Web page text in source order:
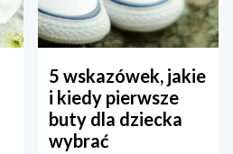
5 wskazówek, jakie
i kiedy pierwsze
buty dla dziecka
wybrać